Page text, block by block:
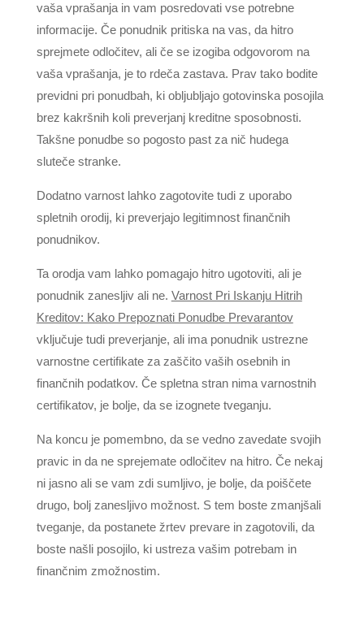
vaša vprašanja in vam posredovati vse potrebne
informacije. Če ponudnik pritiska na vas, da hitro
sprejmete odločitev, ali če se izogiba odgovorom na
vaša vprašanja, je to rdeča zastava. Prav tako bodite
previdni pri ponudbah, ki obljubljajo gotovinska posojila
brez kakršnih koli preverjanj kreditne sposobnosti.
Takšne ponudbe so pogosto past za nič hudega
sluteče stranke.
Dodatno varnost lahko zagotovite tudi z uporabo
spletnih orodij, ki preverjajo legitimnost finančnih
ponudnikov.
Ta orodja vam lahko pomagajo hitro ugotoviti, ali je
ponudnik zanesljiv ali ne. Varnost Pri Iskanju Hitrih
Kreditov: Kako Prepoznati Ponudbe Prevarantov
vključuje tudi preverjanje, ali ima ponudnik ustrezne
varnostne certifikate za zaščito vaših osebnih in
finančnih podatkov. Če spletna stran nima varnostnih
certifikatov, je bolje, da se izognete tveganju.
Na koncu je pomembno, da se vedno zavedate svojih
pravic in da ne sprejemate odločitev na hitro. Če nekaj
ni jasno ali se vam zdi sumljivo, je bolje, da poiščete
drugo, bolj zanesljivo možnost. S tem boste zmanjšali
tveganje, da postanete žrtev prevare in zagotovili, da
boste našli posojilo, ki ustreza vašim potrebam in
finančnim zmožnostim.